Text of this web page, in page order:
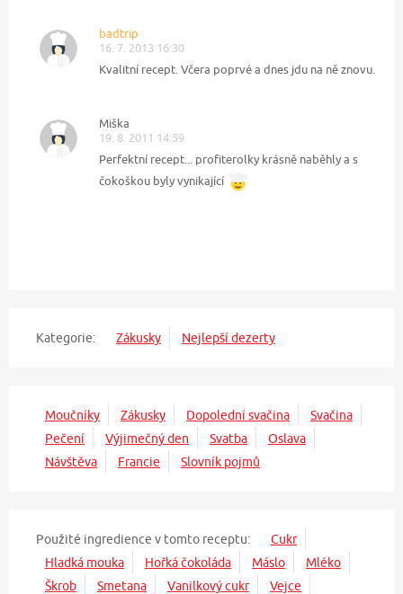
badtrip
16. 7. 2013 16:30
Kvalitní recept. Včera poprvé a dnes jdu na ně znovu.
Miška
19. 8. 2011 14:59
Perfektní recept... profiterolky krásně naběhly a s
čokoškou byly vynikající
Kategorie: Zákusky Nejlepší dezerty
Moučníky Zákusky Dopolední svačina
Svačina
Pečení
Výjimečný den Svatba
Oslava
Návštěva
Francie Slovník pojmů
Použité ingredience v tomto receptu:
Cukr
Hladká mouka
Hořká čokoláda Máslo
Mléko
Škrob
Smetana Vanilkový cukr
Vejce